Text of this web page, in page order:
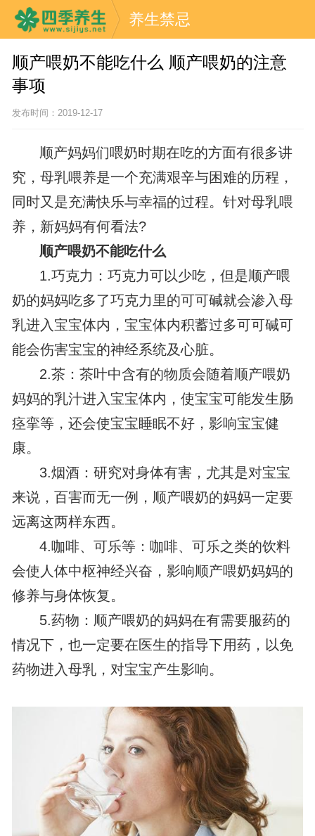
养生禁忌
顺产喂奶不能吃什么 顺产喂奶的注意
事项
发布时间：2019-12-17
顺产妈妈们喂奶时期在吃的方面有很多讲
究，母乳喂养是一个充满艰辛与困难的历程，
同时又是充满快乐与幸福的过程。针对母乳喂
养，新妈妈有何看法?
顺产喂奶不能吃什么
1.巧克力：巧克力可以少吃，但是顺产喂
奶的妈妈吃多了巧克力里的可可碱就会渗入母
乳进入宝宝体内，宝宝体内积蓄过多可可碱可
能会伤害宝宝的神经系统及心脏。
2.茶：茶叶中含有的物质会随着顺产喂奶
妈妈的乳汁进入宝宝体内，使宝宝可能发生肠
痉挛等，还会使宝宝睡眠不好，影响宝宝健
康。
3.烟酒：研究对身体有害，尤其是对宝宝
来说，百害而无一例，顺产喂奶的妈妈一定要
远离这两样东西。
4.咖啡、可乐等：咖啡、可乐之类的饮料
会使人体中枢神经兴奋，影响顺产喂奶妈妈的
修养与身体恢复。
5.药物：顺产喂奶的妈妈在有需要服药的
情况下，也一定要在医生的指导下用药，以免
药物进入母乳，对宝宝产生影响。